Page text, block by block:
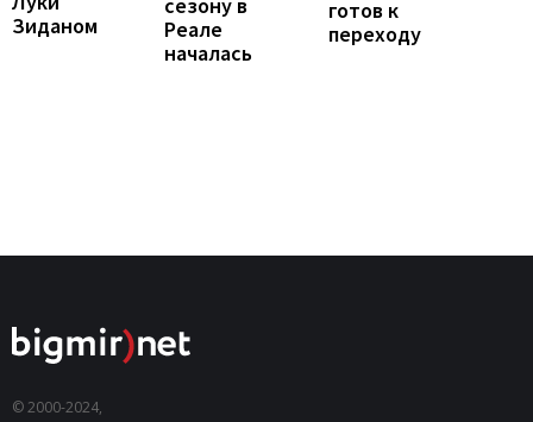
Зиданом
Реале
началась
готов к
переходу
© 2000-2024,